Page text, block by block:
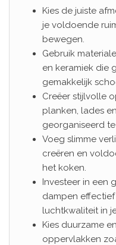
Kies de juiste
je voldoende
bewegen.
Gebruik
en keramiek die
gemakkelijk
Creëer stijlvolle
planken, lades
georganiseerd
Voeg slimme
creëren en
het koken.
Investeer in een
dampen
luchtkwaliteit in
Kies duurzame
oppervlakken